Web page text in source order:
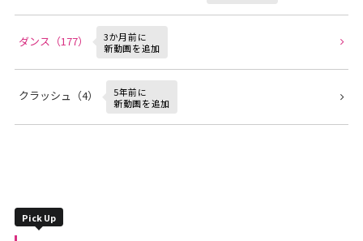
ダンス（177）
3か月前に
新動画を追加
クラッシュ（4）
5年前に
新動画を追加
Pick Up